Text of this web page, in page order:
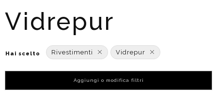
Vidrepur
Hai scelto Rivestimenti Vidrepur
Aggiungi o modifica filtri